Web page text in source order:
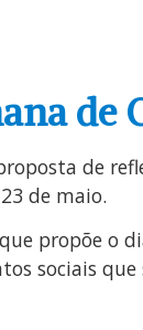
de
de maio.
propõe o
sociais